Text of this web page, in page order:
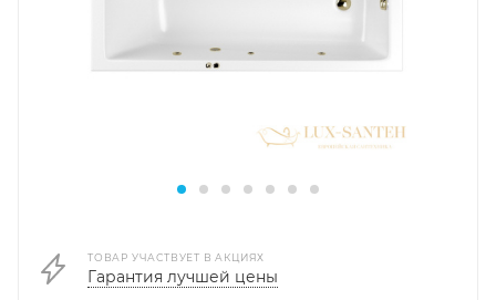
ТОВАР УЧАСТВУЕТ В АКЦИЯХ
Гарантия лучшей цены